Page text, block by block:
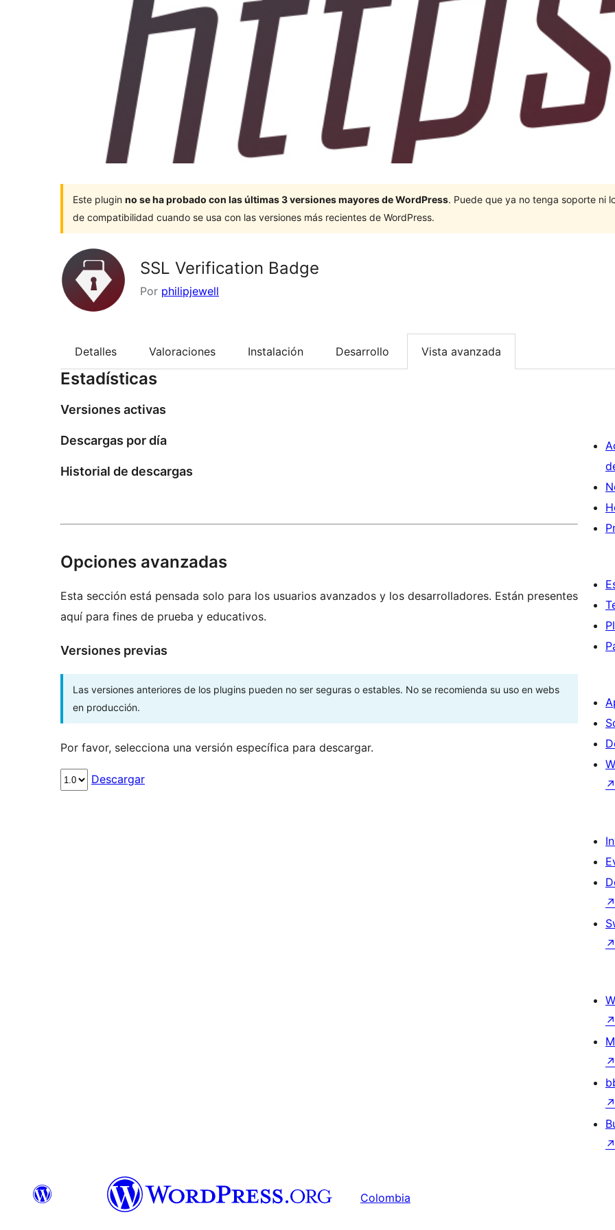
Este plugin no se ha probado con las últimas 3 versiones mayores de WordPress. Puede que ya no tenga soporte ni
de compatibilidad cuando se usa con las versiones más recientes de WordPress.
SSL Verification Badge
Por philipjewell
Detalles Valoraciones Instalación Desarrollo Vista avanzada
Estadísticas
Versiones activas
Descargas por día
Historial de descargas
Opciones avanzadas
Esta sección está pensada solo para los usuarios avanzados y los desarrolladores. Están presentes
aquí para fines de prueba y educativos.
Versiones previas
Las versiones anteriores de los plugins pueden no ser seguras o estables. No se recomienda su uso en webs
en producción.
Por favor, selecciona una versión específica para descargar.
Descargar
↗
↗
↗
↗
↗
↗
↗
Colombia